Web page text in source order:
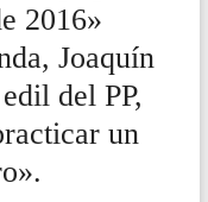
2016»
Joaquín
del PP,
un